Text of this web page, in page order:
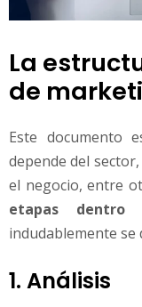
La
de
Este documento
depende del
el negocio, entre
etapas
indudablemente se
1. Análisis